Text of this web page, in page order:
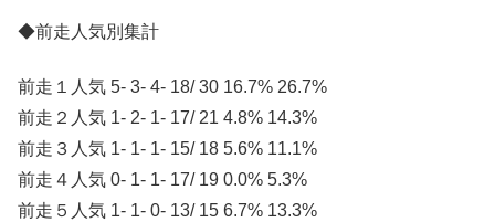
◆前走人気別集計
前走１人気 5- 3- 4- 18/ 30 16.7% 26.7%
前走２人気 1- 2- 1- 17/ 21 4.8% 14.3%
前走３人気 1- 1- 1- 15/ 18 5.6% 11.1%
前走４人気 0- 1- 1- 17/ 19 0.0% 5.3%
前走５人気 1- 1- 0- 13/ 15 6.7% 13.3%